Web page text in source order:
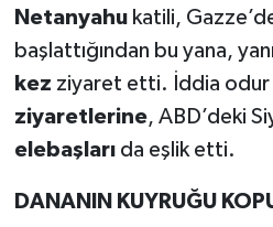
Netanyahukatili,
başlattığından bu yana,
kez ziyaret etti. İddia odur
ziyaretlerine, ABD’deki
elebaşlarıda eşlik etti.
DANANIN KUYRUĞU